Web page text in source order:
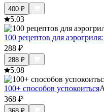
400 ₽
5.03
100 рецептов для
288 ₽
288 ₽
5.08
100+ способов успокоиться
368 ₽